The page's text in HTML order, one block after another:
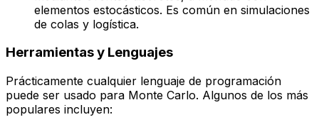
elementos estocásticos. Es común en simulaciones
de colas y logística.
Herramientas y Lenguajes
Prácticamente cualquier lenguaje de programación
puede ser usado para Monte Carlo. Algunos de los más
populares incluyen: